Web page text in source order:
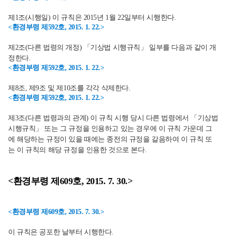
제1조(시행일) 이 규칙은 2015년 1월 22일부터 시행한다.
<환경부령 제592호, 2015. 1. 22.>
제2조(다른 법령의 개정) 「기상법 시행규칙」 일부를 다음과 같이 개
정한다.
<환경부령 제592호, 2015. 1. 22.>
제8조, 제9조 및 제10조를 각각 삭제한다.
<환경부령 제592호, 2015. 1. 22.>
제3조(다른 법령과의 관계) 이 규칙 시행 당시 다른 법령에서 「기상법
시행규칙」 또는 그 규정을 인용하고 있는 경우에 이 규칙 가운데 그
에 해당하는 규정이 있을 때에는 종전의 규정을 갈음하여 이 규칙 또
는 이 규칙의 해당 규정을 인용한 것으로 본다.
<환경부령 제609호, 2015. 7. 30.>
<환경부령 제609호, 2015. 7. 30.>
이 규칙은 공포한 날부터 시행한다.